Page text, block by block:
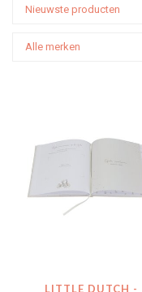
LITTLE DUTCH -